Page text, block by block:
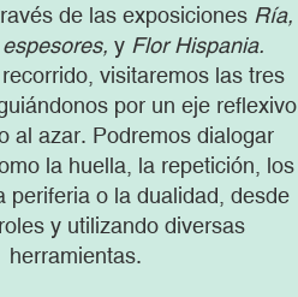
de las exposiciones Ría,
y Flor Hispania.
visitaremos las tres
por un eje reflexivo
al azar. Podremos dialogar
la huella, la repetición, los
periferia o la dualidad, desde
y utilizando diversas
herramientas.